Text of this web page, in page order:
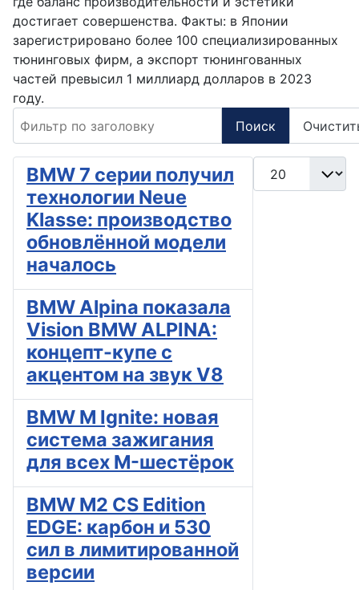
достигает совершенства. Факты: в Японии
зарегистрировано более 100 специализированных
тюнинговых фирм, а экспорт тюнингованных
частей превысил 1 миллиард долларов в 2023
году.
Поиск
Кол-во строк:
BMW 7 серии получил
технологии Neue
Klasse: производство
обновлённой модели
началось
BMW Alpina показала
Vision BMW ALPINA:
концепт-купе с
акцентом на звук V8
BMW M Ignite: новая
система зажигания
для всех M-шестёрок
BMW M2 CS Edition
EDGE: карбон и 530
сил в лимитированной
версии